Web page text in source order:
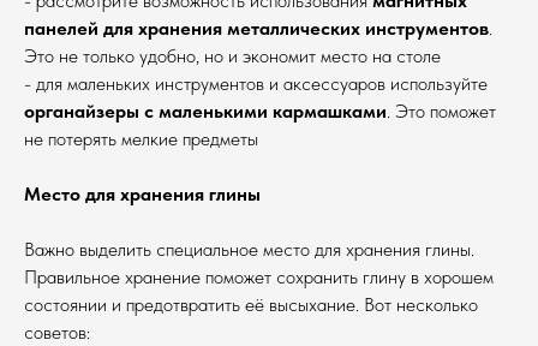
панелей для хранения металлических инструментов.
Это не только удобно, но и экономит место на столе
- для маленьких инструментов и аксессуаров используйте
органайзеры с маленькими кармашками. Это поможет
не потерять мелкие предметы
Место для хранения глины
Важно выделить специальное место для хранения глины.
Правильное хранение поможет сохранить глину в хорошем
состоянии и предотвратить её высыхание. Вот несколько
советов: